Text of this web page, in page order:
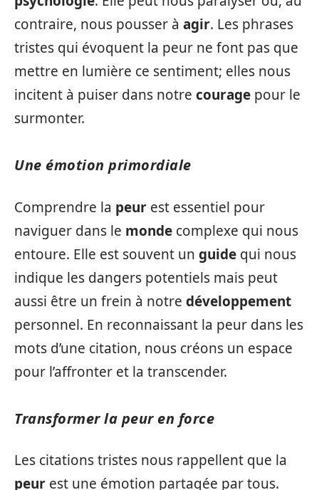
contraire, nous pousser à agir. Les phrases
tristes qui évoquent la peur ne font pas que
mettre en lumière ce sentiment; elles nous
incitent à puiser dans notre courage pour le
surmonter.
Une émotion primordiale
Comprendre la peur est essentiel pour
naviguer dans le monde complexe qui nous
entoure. Elle est souvent un guide qui nous
indique les dangers potentiels mais peut
aussi être un frein à notre développement
personnel. En reconnaissant la peur dans les
mots d’une citation, nous créons un espace
pour l’affronter et la transcender.
Transformer la peur en force
Les citations tristes nous rappellent que la
peur est une émotion partagée par tous.